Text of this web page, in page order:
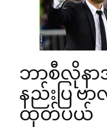
ဘာစီလိုန
နည်းပြ ဗ
ထုတ်ပယ်